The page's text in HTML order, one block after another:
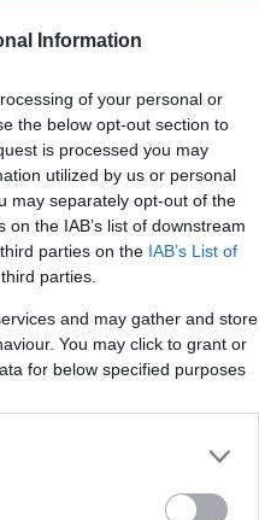
Information
of your personal or
the below opt-out section to
is processed you may
utilized by us or personal
may separately opt-out of the
the IAB’s list of downstream
parties on the IAB’s List of
parties.
and may gather and store
You may click to grant or
for below specified purposes
képes a
ám
2012.
az
Premier